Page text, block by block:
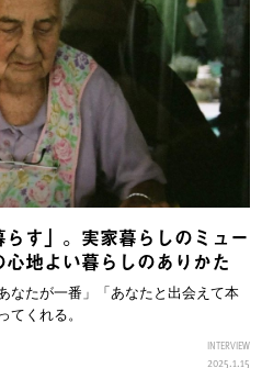
らす」。実家暮らしのミュー
地よい暮らしのありかた
なたが一番」「あなたと出会えて本
てくれる。
INTERVIEW
2025.1.15